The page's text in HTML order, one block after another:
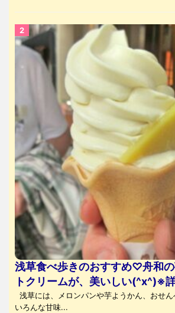
浅草食べ歩きのおすすめ♡舟和
トクリームが、美いしい(^x^)※
浅草には、メロンパンや芋ようかん、おせん
いろんな甘味...